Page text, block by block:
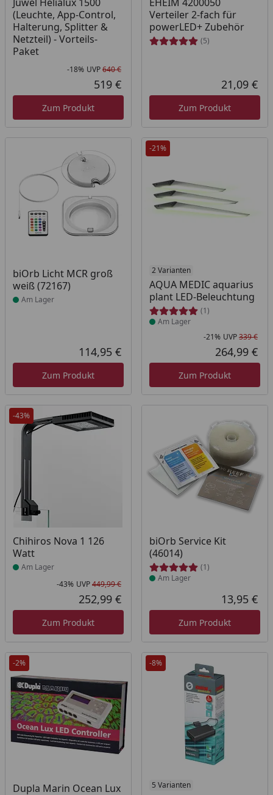
(Leuchte, App-Control,
Halterung, Splitter &
Netzteil) - Vorteils-
Paket
Rabatt in Prozent
-18%
Ursprünglicher Preis
UVP640 €
Aktueller Preis
519 €
Zum Produkt
Verteiler 2-fach für
powerLED+ Zubehör
(5)
21,09 €
Zum Produkt
biOrb Licht MCR groß
weiß (72167)
Produkt am Lager
Am Lager
Aktueller Preis
114,95 €
Zum Produkt
-21%
2 Varianten
AQUA MEDIC aquarius
plant LED-Beleuchtung
(1)
Produkt am Lager
Am Lager
-21% UVP339 €
264,99 €
Zum Produkt
-43%
Chihiros Nova 1 126
Watt
Produkt am Lager
Am Lager
Rabatt in Prozent
-43%
Ursprünglicher Preis
UVP449,99 €
Aktueller Preis
252,99 €
Zum Produkt
biOrb Service Kit
(46014)
(1)
Produkt am Lager
Am Lager
13,95 €
Zum Produkt
-2%
Dupla Marin Ocean Lux
-8%
5 Varianten